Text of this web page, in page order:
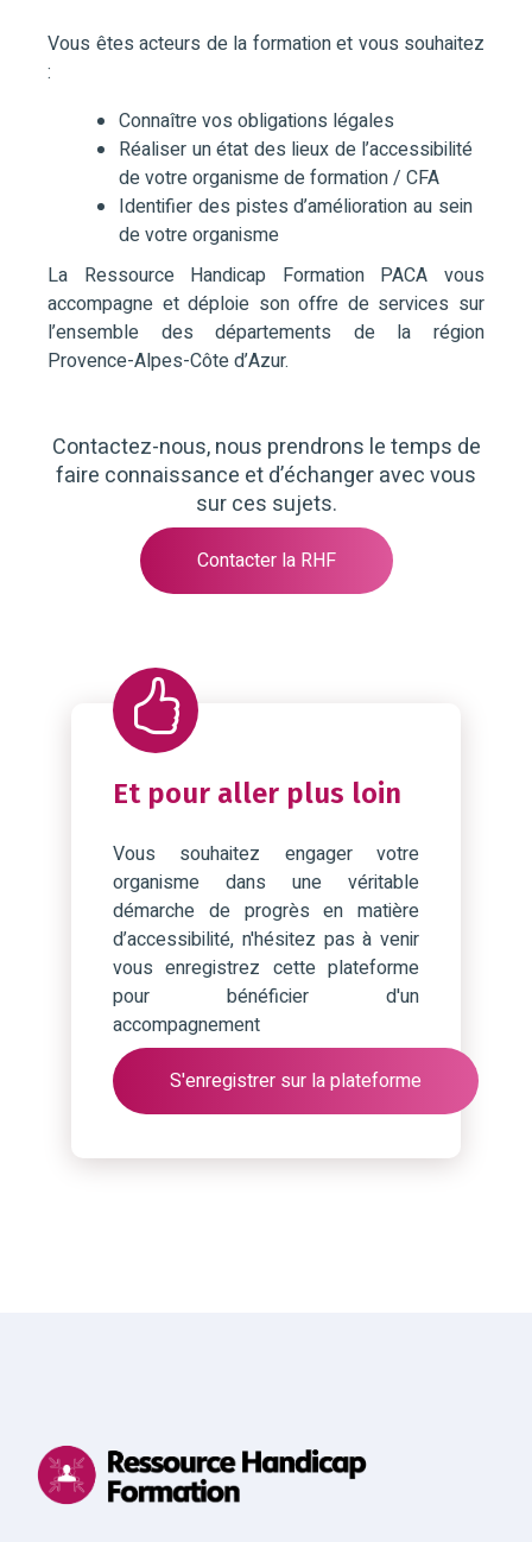
Vous êtes acteurs de la formation et vous souhaitez
:
Connaître vos obligations légales
Réaliser un état des lieux de l’accessibilité
de votre organisme de formation / CFA
Identifier des pistes d’amélioration au sein
de votre organisme
La Ressource Handicap Formation PACA vous
accompagne et déploie son offre de services sur
l’ensemble des départements de la région
Provence-Alpes-Côte d’Azur.
Contactez-nous, nous prendrons le temps de
faire connaissance et d’échanger avec vous
sur ces sujets.
Contacter la RHF
Et pour aller plus loin
Vous souhaitez engager votre
organisme dans une véritable
démarche de progrès en matière
d’accessibilité, n'hésitez pas à venir
vous enregistrez cette plateforme
pour bénéficier d'un
accompagnement
S'enregistrer sur la plateforme